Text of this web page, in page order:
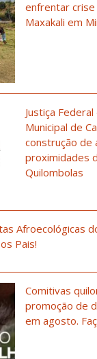
enfrentar crise
Maxakali em
Justiça
Municipal de
construção de
proximidades
Quilombolas
Afroecológicas
Pais!
Comitivas
promoção de
em agosto.